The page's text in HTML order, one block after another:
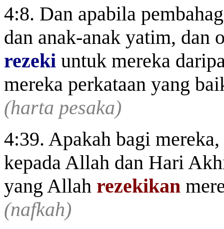
4:8. Dan apabila
dan anak-anak yatim, dan
rezeki untuk mereka
mereka perkataan yang
(harta pesaka)
4:39. Apakah bagi
kepada Allah dan Hari
yang Allah rezekikan
(nafkah)